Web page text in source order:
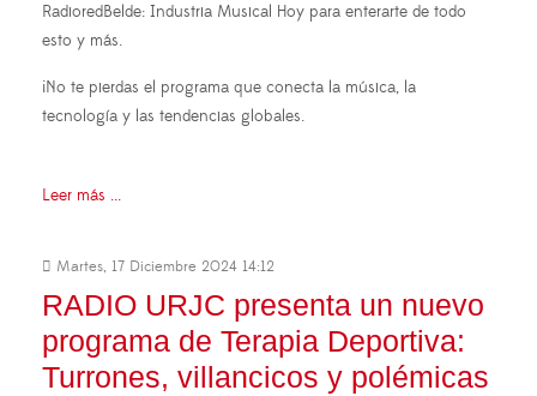
RadioredBelde: Industria Musical Hoy para enterarte de todo
esto y más.
¡No te pierdas el programa que conecta la música, la
tecnología y las tendencias globales.
Leer más ...
Martes, 17 Diciembre 2024 14:12
RADIO URJC presenta un nuevo
programa de Terapia Deportiva:
Turrones, villancicos y polémicas